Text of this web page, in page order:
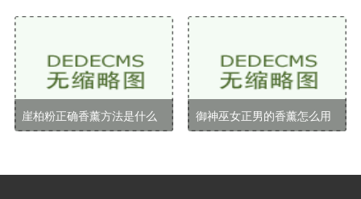
松，特别适合在炎热的夏天使用。
橙花
橙花的香气甜美而不腻，清新怡人。它能够让人感
到愉悦和放松，非常适合与家人或朋友一同出行时使
用，营造轻松的氛围。
选择香薰的技巧
崖柏粉正确香薰方法是什么 御神巫女正男的香薰怎么用